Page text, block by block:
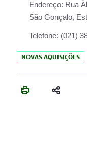
Endereço: Rua
São Gonçalo,
Telefone: (021)
NOVAS AQUISIÇÕES